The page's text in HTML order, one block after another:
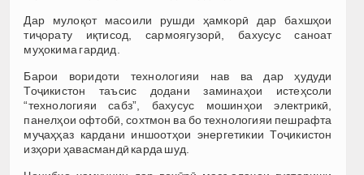
Дар мулоқот масоили рушди ҳамкорӣ дар бахшҳои
тиҷорату иқтисод, сармоягузорӣ, бахусус саноат
муҳокима гардид.
Барои воридоти технологияи нав ва дар ҳудуди
Тоҷикистон таъсис додани заминаҳои истеҳсоли
“технологияи сабз”, бахусус мошинҳои электрикӣ,
панелҳои офтобӣ, сохтмон ва бо технологияи пешрафта
муҷаҳҳаз кардани иншоотҳои энергетикии Тоҷикистон
изҳори ҳавасмандӣ карда шуд.